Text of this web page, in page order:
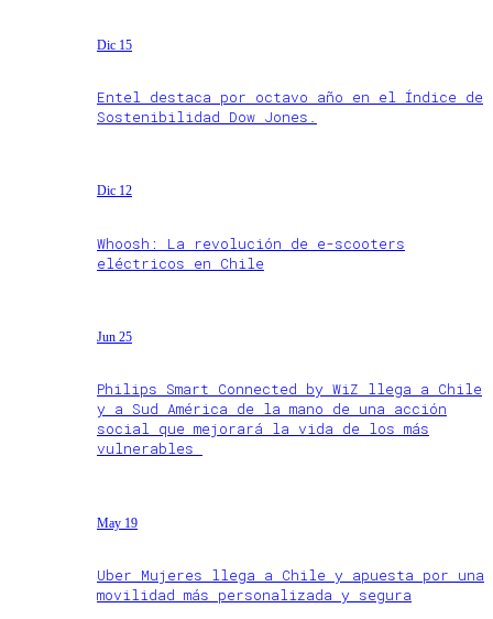
Dic 15
Entel destaca por octavo año en el Índice de
Sostenibilidad Dow Jones.
Dic 12
Whoosh: La revolución de e-scooters
eléctricos en Chile
Jun 25
Philips Smart Connected by WiZ llega a Chile
y a Sud América de la mano de una acción
social que mejorará la vida de los más
vulnerables
May 19
Uber Mujeres llega a Chile y apuesta por una
movilidad más personalizada y segura